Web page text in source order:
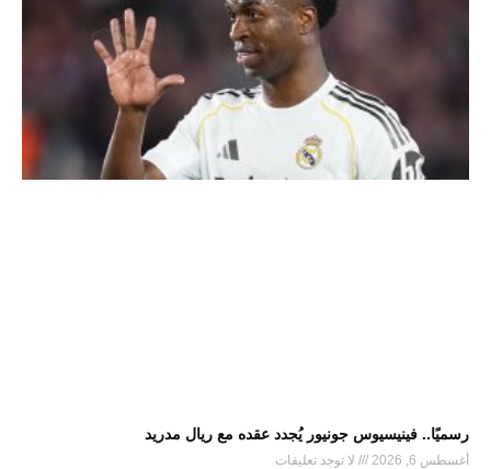
رسميًا.. فينيسيوس جونيور يُجدد عقده مع ريال مدريد
أغسطس 6, 2026 لا توجد تعليقات